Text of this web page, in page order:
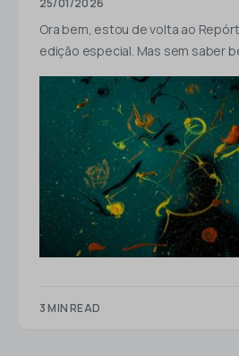
Ora bem, estou de volta ao
edição especial. Mas sem saber
3 MIN READ